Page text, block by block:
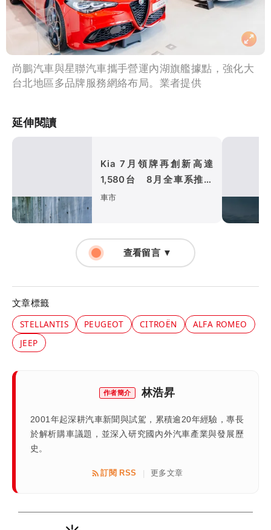
尚鵬汽車與星聯汽車攜手營運內湖旗艦據點，強化大
台北地區多品牌服務網絡布局。業者提供
延伸閱讀
Kia 7月領牌再創新高達
1,580台 8月全車系推限
時購車優惠與專屬禮遇
車市
查看留言 ▼
文章標籤
STELLANTIS PEUGEOT CITROËN
ALFA ROMEO
JEEP
作者簡介 林浩昇
2001年起深耕汽車新聞與試駕，累積逾20年經驗，專長
於解析購車議題，並深入研究國內外汽車產業與發展歷
史。
訂閱 RSS | 更多文章